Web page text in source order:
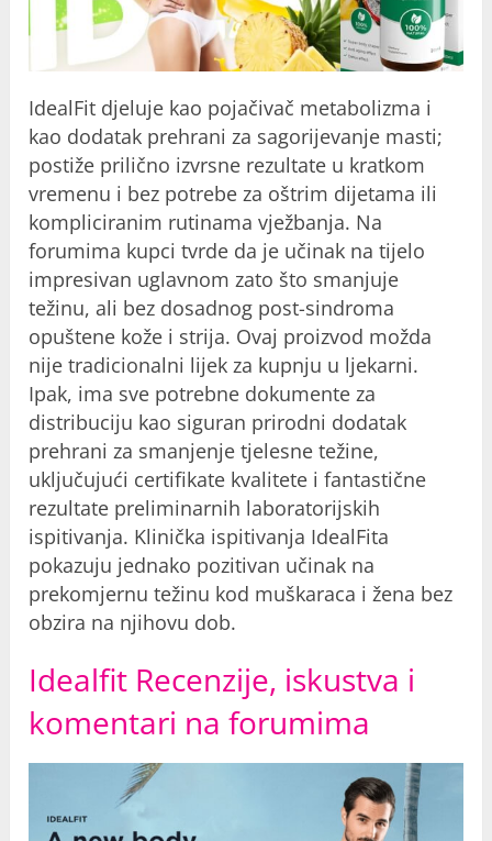
IdealFit djeluje kao pojačivač metabolizma i
kao dodatak prehrani za sagorijevanje masti;
postiže prilično izvrsne rezultate u kratkom
vremenu i bez potrebe za oštrim dijetama ili
kompliciranim rutinama vježbanja. Na
forumima kupci tvrde da je učinak na tijelo
impresivan uglavnom zato što smanjuje
težinu, ali bez dosadnog post-sindroma
opuštene kože i strija. Ovaj proizvod možda
nije tradicionalni lijek za kupnju u ljekarni.
Ipak, ima sve potrebne dokumente za
distribuciju kao siguran prirodni dodatak
prehrani za smanjenje tjelesne težine,
uključujući certifikate kvalitete i fantastične
rezultate preliminarnih laboratorijskih
ispitivanja. Klinička ispitivanja IdealFita
pokazuju jednako pozitivan učinak na
prekomjernu težinu kod muškaraca i žena bez
obzira na njihovu dob.
Idealfit Recenzije, iskustva i
komentari na forumima